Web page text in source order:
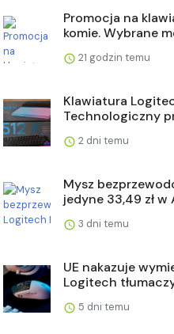
Promocja na
komie. Wybrane
21 godzin temu
Klawiatura
Technologiczny
2 dni temu
Mysz
jedyne 33,49 zł w
3 dni temu
UE nakazuje
Logitech
5 dni temu